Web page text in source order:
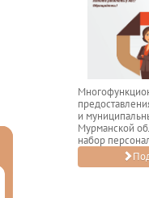
и
Мурманской
набор